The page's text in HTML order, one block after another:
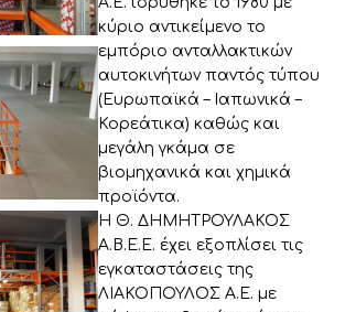
κύριο αντικείμενο το
εμπόριο ανταλλακτικών
αυτοκινήτων παντός τύπου
(Ευρωπαϊκά – Ιαπωνικά –
Κορεάτικα) καθώς και
μεγάλη γκάμα σε
βιομηχανικά και χημικά
προϊόντα.
Η Θ. ΔΗΜΗΤΡΟΥΛΑΚΟΣ
Α.Β.Ε.Ε. έχει εξοπλίσει τις
εγκαταστάσεις της
ΛΙΑΚΟΠΟΥΛΟΣ Α.Ε. με